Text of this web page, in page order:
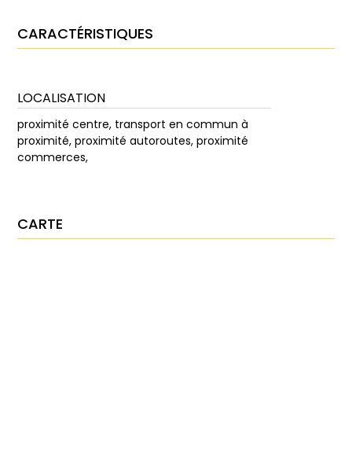
CARACTÉRISTIQUES
LOCALISATION
proximité centre, transport en commun à
proximité, proximité autoroutes, proximité
commerces,
CARTE